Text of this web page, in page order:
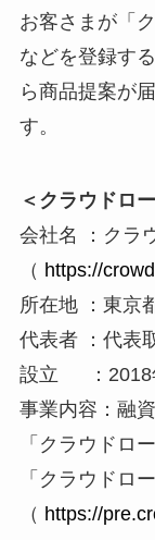
お客さまが「
などを登録す
ら商品提案が
す。
＜クラウドロ
会社名 ：クラ
（ https://
所在地 ：東京
代表者 ：代表
設立 ：2018
事業内容：融
「クラウドロ
「クラウドロ
（ https://